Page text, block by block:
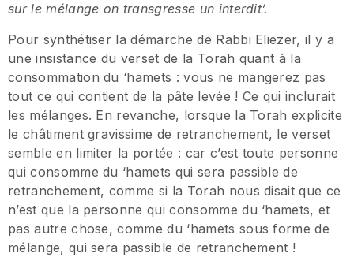
sur le mélange on transgresse un interdit’.
Pour synthétiser la démarche de Rabbi Eliezer, il y a
une insistance du verset de la Torah quant à la
consommation du ‘hamets : vous ne mangerez pas
tout ce qui contient de la pâte levée ! Ce qui inclurait
les mélanges. En revanche, lorsque la Torah explicite
le châtiment gravissime de retranchement, le verset
semble en limiter la portée : car c’est toute personne
qui consomme du ‘hamets qui sera passible de
retranchement, comme si la Torah nous disait que ce
n’est que la personne qui consomme du ‘hamets, et
pas autre chose, comme du ‘hamets sous forme de
mélange, qui sera passible de retranchement !